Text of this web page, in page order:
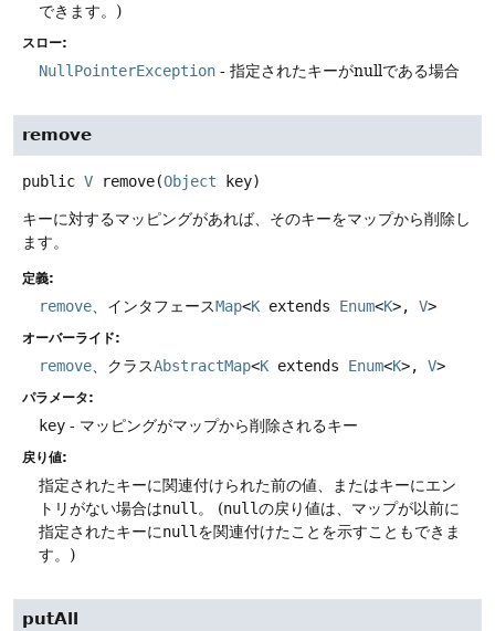
できます。)
スロー:
NullPointerException - 指定されたキーがnullである場合
remove
public V remove(Object key)
キーに対するマッピングがあれば、そのキーをマップから削除し
ます。
定義:
remove 、インタフェースMap<K extends Enum<K>, V>
オーバーライド:
remove 、クラスAbstractMap<K extends Enum<K>, V>
パラメータ:
key - マッピングがマップから削除されるキー
戻り値:
指定されたキーに関連付けられた前の値、またはキーにエン
トリがない場合はnull 。 (nullの戻り値は、マップが以前に
指定されたキーにnull を関連付けたことを示すこともできま
す。)
putAll